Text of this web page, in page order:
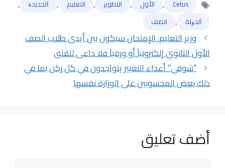
الوسوم
Cetus
, الأول , التطوير , التعليم , ﺍﻟﺠﺪﻳﺪﺓ ,
ﺍﻟﺪﻭﻟﺔ , الصف
وزير التعليم: الإمتحان سيكون بين أيدى طلاب الصف
الأول الثانوي إلكترونيآ أو ورقيآ فلا داعى للقلق
“شوقي” أعداء التغيير يتواجدون في كل ركن بما في
ذلك بعض المحسوبين على الوزارة نفسها
أضف تعليق